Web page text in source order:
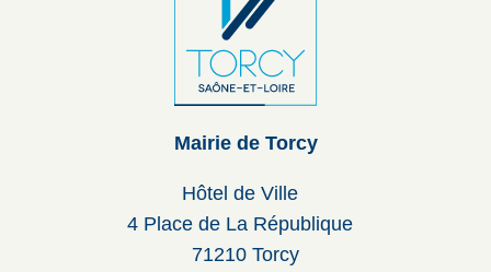
Mairie de Torcy
Hôtel de Ville
4 Place de La République
71210 Torcy